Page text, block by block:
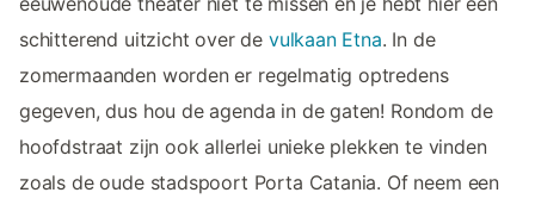
schitterend uitzicht over de vulkaan Etna. In de
zomermaanden worden er regelmatig optredens
gegeven, dus hou de agenda in de gaten! Rondom de
hoofdstraat zijn ook allerlei unieke plekken te vinden
zoals de oude stadspoort Porta Catania. Of neem een